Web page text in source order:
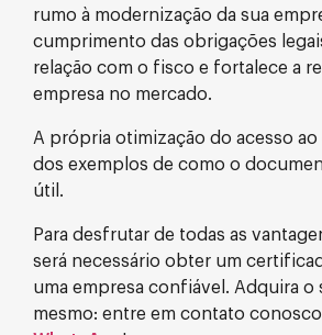
rumo à modernização da sua
cumprimento das obrigações
relação com o fisco e fortalece a
empresa no mercado.
A própria otimização do acesso ao
dos exemplos de como o
útil.
Para desfrutar de todas as
será necessário obter um
uma empresa confiável. Adquira o
mesmo: entre em contato conosco